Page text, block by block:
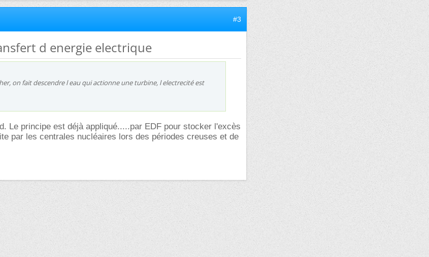
#3
d energie electrique
on fait descendre l eau qui actionne une turbine, l electrecité est
Le principe est déjà appliqué.....par EDF pour stocker l'excès
par les centrales nucléaires lors des périodes creuses et de